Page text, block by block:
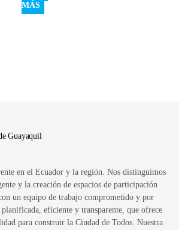
MÁS
en el Ecuador y la región. Nos distinguimos
y la creación de espacios de participación
un equipo de trabajo comprometido y por
eficiente y transparente, que ofrece
para construir la Ciudad de Todos. Nuestra